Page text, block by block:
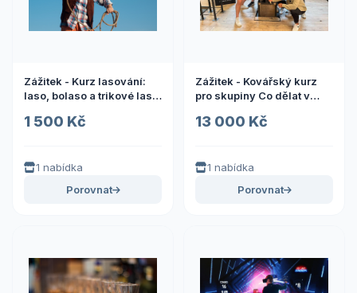
Zážitek - Kurz lasování:
laso, bolaso a trikové laso
adrenalinu po wellness
1 500 Kč
1 nabídka
Porovnat
Zážitek - Kovářský kurz
pro skupiny Co dělat v
13 000 Kč
1 nabídka
Porovnat